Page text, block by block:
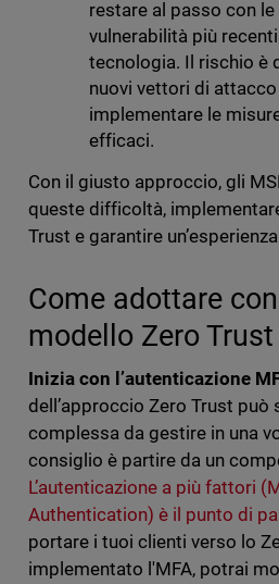
restare al passo con
vulnerabilità più
tecnologia. Il rischio è
nuovi vettori di
implementare le
efficaci.
Con il giusto approccio, gli
queste difficoltà,
Trust e garantire
Come adottare
modello Zero Trust
Inizia con l’autenticazione
dell’approccio Zero Trust
complessa da gestire in una
consiglio è partire da un
L’autenticazione a più fattori
Authentication) è il punto di
portare i tuoi clienti verso lo
implementato l'MFA, potrai